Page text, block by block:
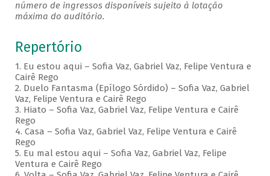
número de ingressos disponíveis sujeito à lotação
máxima do auditório.
Repertório
1. Eu estou aqui – Sofia Vaz, Gabriel Vaz, Felipe Ventura e
Cairê Rego
2. Duelo Fantasma (Epílogo Sórdido) – Sofia Vaz, Gabriel
Vaz, Felipe Ventura e Cairê Rego
3. Hiato – Sofia Vaz, Gabriel Vaz, Felipe Ventura e Cairê
Rego
4. Casa – Sofia Vaz, Gabriel Vaz, Felipe Ventura e Cairê
Rego
5. Eu mal estou aqui – Sofia Vaz, Gabriel Vaz, Felipe
Ventura e Cairê Rego